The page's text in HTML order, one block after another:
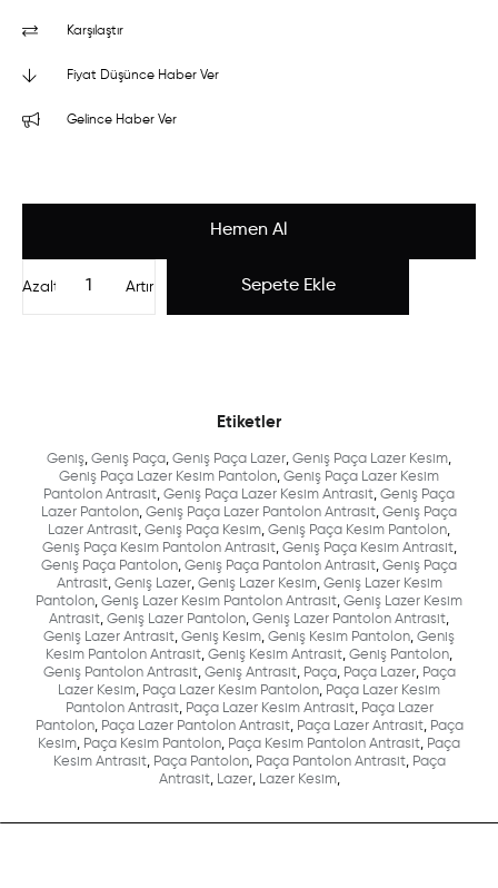
Karşılaştır
Fiyat Düşünce Haber Ver
Gelince Haber Ver
Artır
Azalt
Etiketler
Geniş, Geniş Paça, Geniş Paça Lazer, Geniş Paça Lazer Kesim,
Geniş Paça Lazer Kesim Pantolon, Geniş Paça Lazer Kesim
Pantolon Antrasit, Geniş Paça Lazer Kesim Antrasit, Geniş Paça
Lazer Pantolon, Geniş Paça Lazer Pantolon Antrasit, Geniş Paça
Lazer Antrasit, Geniş Paça Kesim, Geniş Paça Kesim Pantolon,
Geniş Paça Kesim Pantolon Antrasit, Geniş Paça Kesim Antrasit,
Geniş Paça Pantolon, Geniş Paça Pantolon Antrasit, Geniş Paça
Antrasit, Geniş Lazer, Geniş Lazer Kesim, Geniş Lazer Kesim
Pantolon, Geniş Lazer Kesim Pantolon Antrasit, Geniş Lazer Kesim
Antrasit, Geniş Lazer Pantolon, Geniş Lazer Pantolon Antrasit,
Geniş Lazer Antrasit, Geniş Kesim, Geniş Kesim Pantolon, Geniş
Kesim Pantolon Antrasit, Geniş Kesim Antrasit, Geniş Pantolon,
Geniş Pantolon Antrasit, Geniş Antrasit, Paça, Paça Lazer, Paça
Lazer Kesim, Paça Lazer Kesim Pantolon, Paça Lazer Kesim
Pantolon Antrasit, Paça Lazer Kesim Antrasit, Paça Lazer
Pantolon, Paça Lazer Pantolon Antrasit, Paça Lazer Antrasit, Paça
Kesim, Paça Kesim Pantolon, Paça Kesim Pantolon Antrasit, Paça
Kesim Antrasit, Paça Pantolon, Paça Pantolon Antrasit, Paça
Antrasit, Lazer, Lazer Kesim,